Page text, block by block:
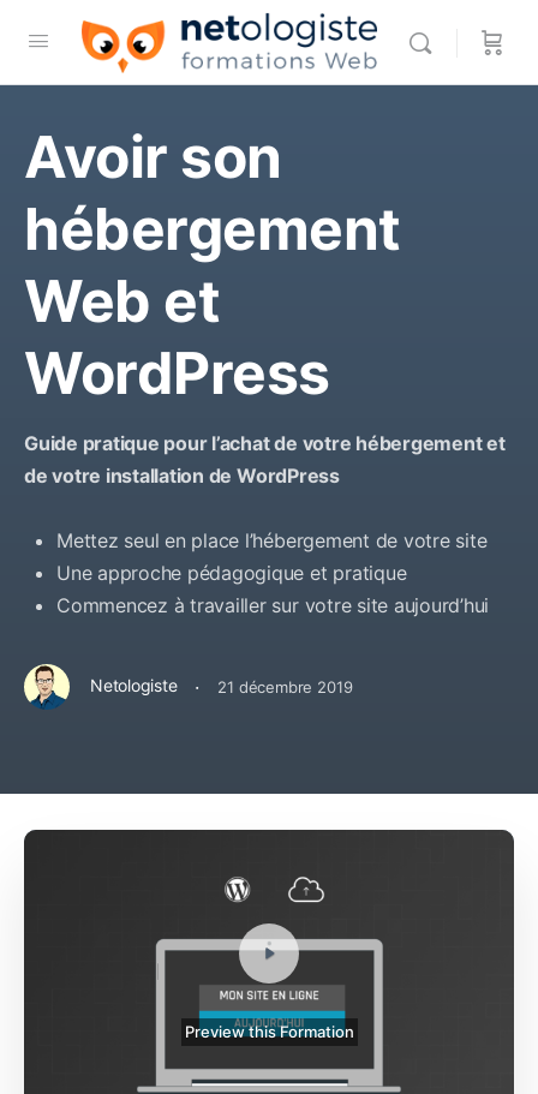
Avoir son
hébergement
Web et
WordPress
Guide pratique pour l’achat de votre hébergement et
de votre installation de WordPress
Mettez seul en place l’hébergement de votre site
Une approche pédagogique et pratique
Commencez à travailler sur votre site aujourd’hui
Netologiste · 21 décembre 2019
Preview this Formation